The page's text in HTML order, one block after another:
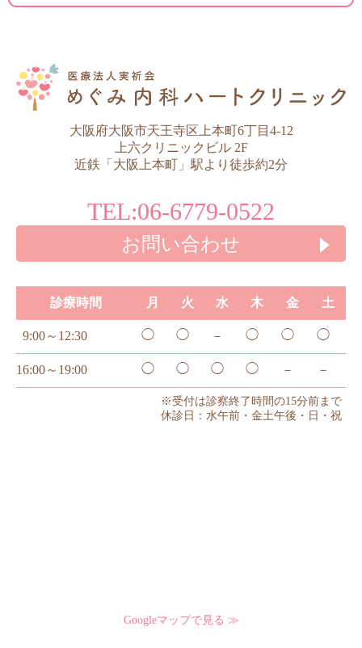
大阪府大阪市天王寺区上本町6丁目4-12
上六クリニックビル 2F
近鉄「大阪上本町」駅より徒歩約2分
TEL:06-6779-0522
お問い合わせ
診療時間 月 火 水 木 金 土
9:00～12:30 ◯ ◯ － ◯ ◯ ◯
16:00～19:00 ◯ ◯ ◯ ◯ － －
Googleマップで見る ≫